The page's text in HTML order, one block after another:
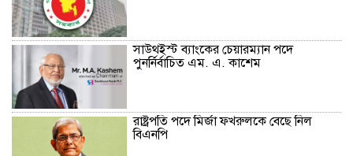
সাউথইস্ট ব্যাংকের চেয়ারম্যান পদে
পুনর্নির্বাচিত এম. এ. কাশেম
রাষ্ট্রপতি পদে মির্জা ফখরুলকে বেছে নিল
বিএনপি